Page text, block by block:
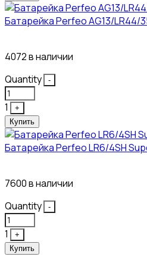
Батарейка Perfeo AG13/LR44/
4072 в наличии
Quantity
-
1
+
Купить
Батарейка Perfeo LR6/4SH
7600 в наличии
Quantity
-
1
+
Купить